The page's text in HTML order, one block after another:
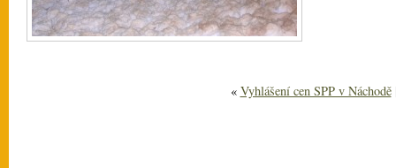
« Vyhlášení cen SPP v Náchodě